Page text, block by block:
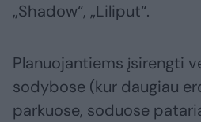
„Shadow“, „Liliput“.
Planuojantiems įsirengti
sodybose (kur daugiau
parkuose, soduose